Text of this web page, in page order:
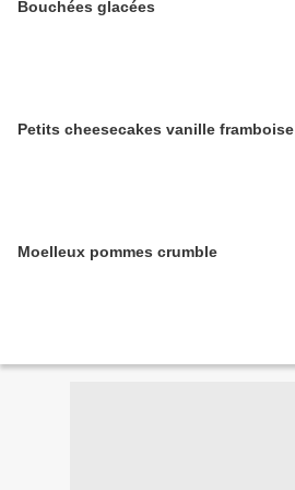
Bouchées glacées
Petits cheesecakes vanille framboise
Moelleux pommes crumble